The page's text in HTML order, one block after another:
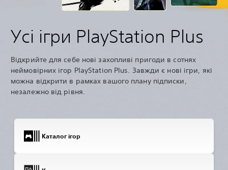
Усі ігри PlayStation Plus
Відкрийте для себе нові захопливі пригоди в сотнях
неймовірних ігор PlayStation Plus. Завжди є нові ігри, які
можна відкрити в рамках вашого плану підписки,
незалежно від рівня.
Каталог ігор